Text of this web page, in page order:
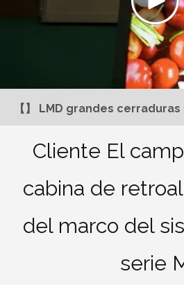
【】 LMD grandes
Cliente El
cabina de
del marco del
serie